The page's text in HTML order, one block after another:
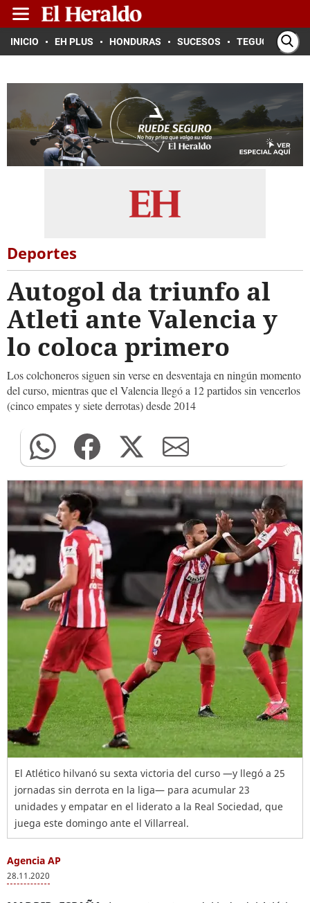
INICIO EH PLUS HONDURAS SUCESOS TEGUCIGALPA
Deportes
Autogol da triunfo al
Atleti ante Valencia y
lo coloca primero
Los colchoneros siguen sin verse en desventaja en ningún momento
del curso, mientras que el Valencia llegó a 12 partidos sin vencerlos
(cinco empates y siete derrotas) desde 2014
El Atlético hilvanó su sexta victoria del curso —y llegó a 25
jornadas sin derrota en la liga— para acumular 23
unidades y empatar en el liderato a la Real Sociedad, que
juega este domingo ante el Villarreal.
Agencia AP
28.11.2020